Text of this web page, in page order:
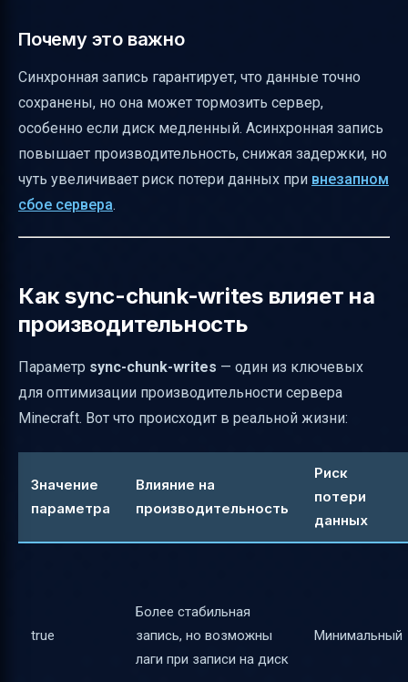
Почему это важно
Синхронная запись гарантирует, что данные точно
сохранены, но она может тормозить сервер,
особенно если диск медленный. Асинхронная запись
повышает производительность, снижая задержки, но
чуть увеличивает риск потери данных при внезапном
сбое сервера.
Как sync-chunk-writes влияет на
производительность
Параметр sync-chunk-writes — один из ключевых
для оптимизации производительности сервера
Minecraft. Вот что происходит в реальной жизни:
Значение
параметра
Влияние на
производительность
Риск
потери
данных
true
Более стабильная
запись, но возможны
лаги при записи на диск
Минимальный